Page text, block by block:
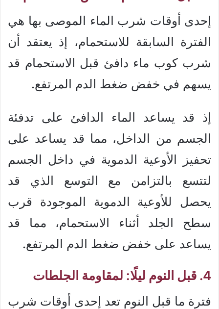
إحدى أوقات شرب الماء الموصى بها هي
الفترة السابقة للاستحمام، إذ يعتقد أن
شرب كوب ماء دافئ قبل الاستحمام قد
يسهم في خفض ضغط الدم المرتفع.
إذ قد يساعد الماء الدافئ على تدفئة
الجسم من الداخل، مما قد يساعد على
تحفيز الأوعية الدموية في داخل الجسم
لتتسع بالتزامن مع التوسع الذي قد
يحصل للأوعية الدموية الموجودة قرب
سطح الجلد أثناء الاستحمام، مما قد
يساعد على خفض ضغط الدم المرتفع.
4. قبل النوم ليلًا: لمقاومة الجلطات
فترة ما قبل النوم تعد إحدى أوقات شرب